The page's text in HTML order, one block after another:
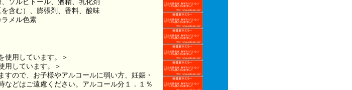
、ソルビトール、酒精、乳化剤
を含む）、膨張剤、香料、酸味
メル色素
使用しています。＞
用しています。＞
すので、お子様やアルコールに弱い方、妊娠・
などはご遠慮ください。アルコール分１．１％